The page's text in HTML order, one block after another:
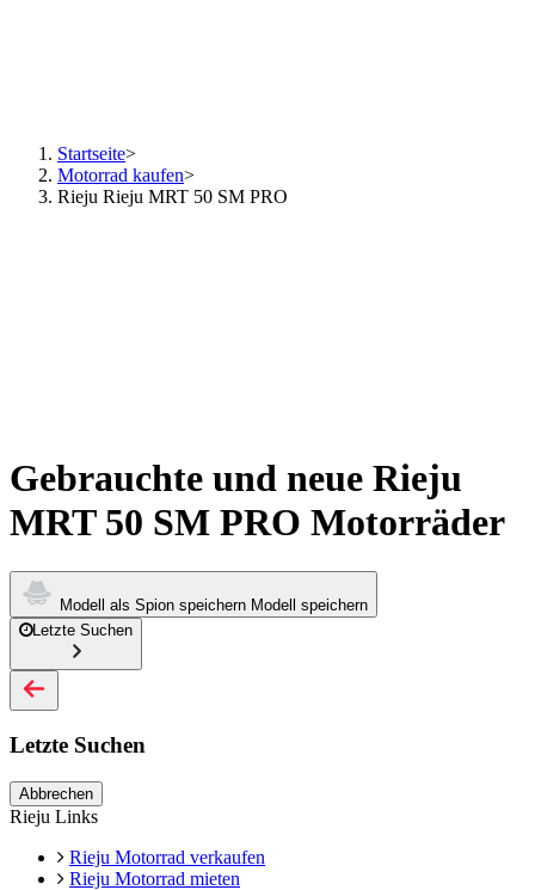
Startseite>
Motorrad kaufen>
Rieju Rieju MRT 50 SM PRO
Gebrauchte und neue Rieju
MRT 50 SM PRO Motorräder
Modell als Spion speichern Modell speichern
Letzte Suchen
Letzte Suchen
Abbrechen
Rieju Links
Rieju Motorrad verkaufen
Rieju Motorrad mieten